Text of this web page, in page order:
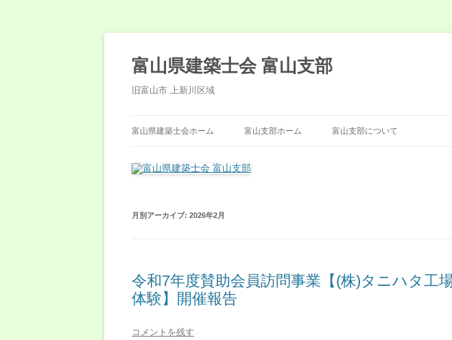
テ
ン
ツ
へ
ス
富山県建築士会 富山支部
旧富山市 上新川区域
富山県建築士会ホーム 富山支部ホーム 富山支部について
月別アーカイブ: 2026年2月
令和7年度賛助会員訪問事業【(株)タニハタ工
体験】開催報告
コメントを残す